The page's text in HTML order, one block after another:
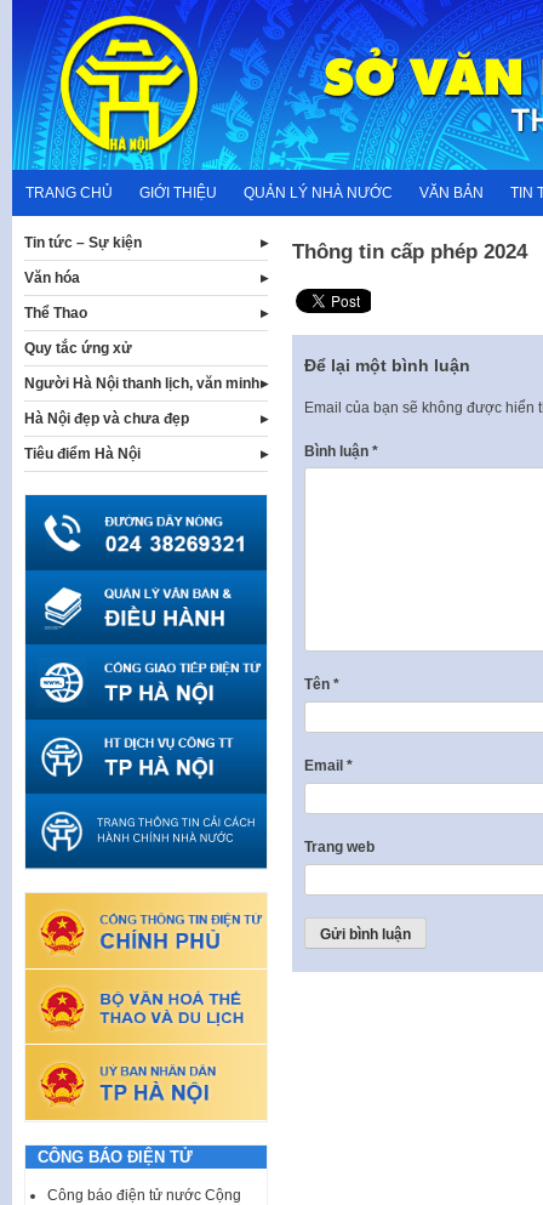
content
TRANG CHỦ GIỚI THIỆU QUẢN LÝ NHÀ NƯỚC VĂN BẢN TIN
Thông tin cấp phép 2024
Để lại một bình luận
Email của bạn sẽ không được hiển
Bình luận *
Tên *
Email *
Trang web
Tin tức – Sự kiện
Văn hóa
Thể Thao
Quy tắc ứng xử
Người Hà Nội thanh lịch, văn minh
Hà Nội đẹp và chưa đẹp
Tiêu điểm Hà Nội
CÔNG BÁO ĐIỆN TỬ
Công báo điện tử nước Cộng